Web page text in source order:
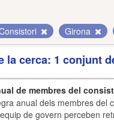
Girona
la cerca: 1 conjunt
de membres del
anual dels membres del
de govern perceben